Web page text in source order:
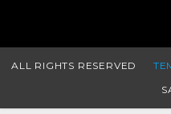
ALL RIGHTS RESERVED